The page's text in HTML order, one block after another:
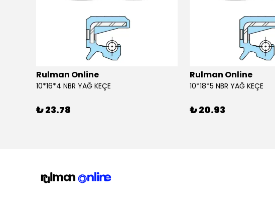
Rulman Online
10*16*4 NBR YAĞ KEÇE
₺ 23.78
Rulman Online
10*18*5 NBR YAĞ KEÇE
₺ 20.93